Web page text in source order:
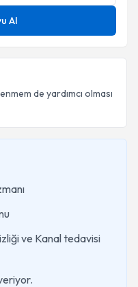
Al
de yardımcı olması
ve Kanal tedavisi